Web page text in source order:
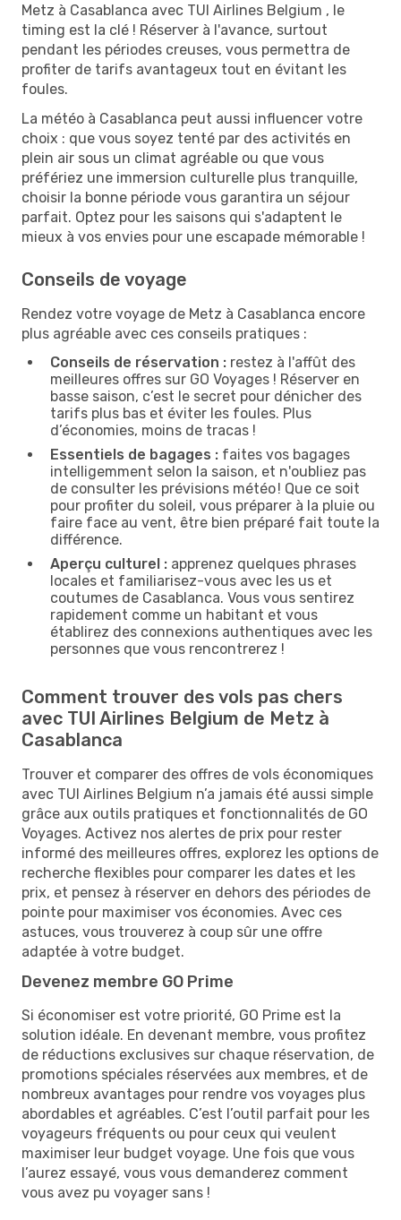
Metz à Casablanca avec TUI Airlines Belgium , le
timing est la clé ! Réserver à l'avance, surtout
pendant les périodes creuses, vous permettra de
profiter de tarifs avantageux tout en évitant les
foules.
La météo à Casablanca peut aussi influencer votre
choix : que vous soyez tenté par des activités en
plein air sous un climat agréable ou que vous
préfériez une immersion culturelle plus tranquille,
choisir la bonne période vous garantira un séjour
parfait. Optez pour les saisons qui s'adaptent le
mieux à vos envies pour une escapade mémorable !
Conseils de voyage
Rendez votre voyage de Metz à Casablanca encore
plus agréable avec ces conseils pratiques :
Conseils de réservation : restez à l'affût des
meilleures offres sur GO Voyages ! Réserver en
basse saison, c’est le secret pour dénicher des
tarifs plus bas et éviter les foules. Plus
d’économies, moins de tracas !
Essentiels de bagages : faites vos bagages
intelligemment selon la saison, et n'oubliez pas
de consulter les prévisions météo ! Que ce soit
pour profiter du soleil, vous préparer à la pluie ou
faire face au vent, être bien préparé fait toute la
différence.
Aperçu culturel : apprenez quelques phrases
locales et familiarisez-vous avec les us et
coutumes de Casablanca. Vous vous sentirez
rapidement comme un habitant et vous
établirez des connexions authentiques avec les
personnes que vous rencontrerez !
Comment trouver des vols pas chers
avec TUI Airlines Belgium de Metz à
Casablanca
Trouver et comparer des offres de vols économiques
avec TUI Airlines Belgium n’a jamais été aussi simple
grâce aux outils pratiques et fonctionnalités de GO
Voyages. Activez nos alertes de prix pour rester
informé des meilleures offres, explorez les options de
recherche flexibles pour comparer les dates et les
prix, et pensez à réserver en dehors des périodes de
pointe pour maximiser vos économies. Avec ces
astuces, vous trouverez à coup sûr une offre
adaptée à votre budget.
Devenez membre GO Prime
Si économiser est votre priorité, GO Prime est la
solution idéale. En devenant membre, vous profitez
de réductions exclusives sur chaque réservation, de
promotions spéciales réservées aux membres, et de
nombreux avantages pour rendre vos voyages plus
abordables et agréables. C’est l’outil parfait pour les
voyageurs fréquents ou pour ceux qui veulent
maximiser leur budget voyage. Une fois que vous
l’aurez essayé, vous vous demanderez comment
vous avez pu voyager sans !